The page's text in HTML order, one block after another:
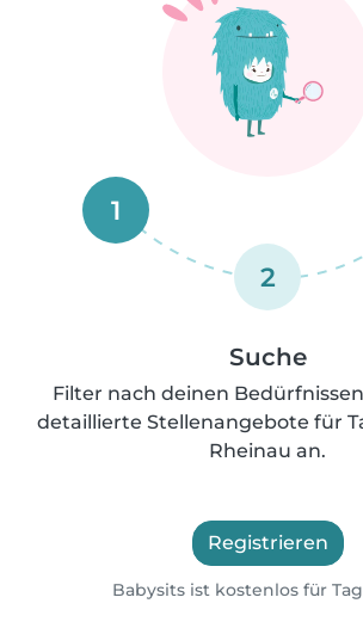
1
2
Suche
Filter nach deinen
detaillierte Stellenangebote für
Rheinau an.
Registrieren
Babysits ist kostenlos für